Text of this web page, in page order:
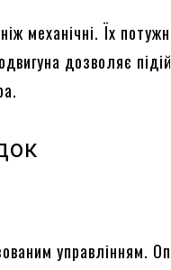
механічні. Їх
дозволяє
управлінням.